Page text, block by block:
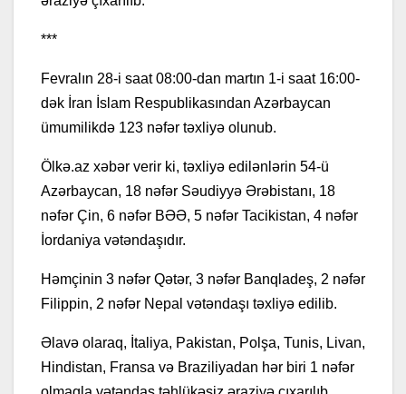
***
Fevralın 28-i saat 08:00-dan martın 1-i saat 16:00-
dək İran İslam Respublikasından Azərbaycan
ümumilikdə 123 nəfər təxliyə olunub.
Ölkə.az xəbər verir ki, təxliyə edilənlərin 54-ü
Azərbaycan, 18 nəfər Səudiyyə Ərəbistanı, 18
nəfər Çin, 6 nəfər BƏƏ, 5 nəfər Tacikistan, 4 nəfər
İordaniya vətəndaşıdır.
Həmçinin 3 nəfər Qətər, 3 nəfər Banqladeş, 2 nəfər
Filippin, 2 nəfər Nepal vətəndaşı təxliyə edilib.
Əlavə olaraq, İtaliya, Pakistan, Polşa, Tunis, Livan,
Hindistan, Fransa və Braziliyadan hər biri 1 nəfər